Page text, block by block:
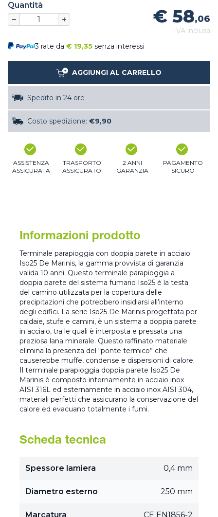
Quantità
€ 58,06
IVA inclusa
3 rate da € 19,35 senza interessi
AGGIUNGI AL CARRELLO
Spedito in 24 ore
Costo spedizione: €9,90
ASSISTENZA
ASSICURATA
TRASPORTO
ASSICURATO
2 ANNI
GARANZIA
PAGAMENTO
SICURO
Informazioni prodotto
Terminale parapioggia con doppia parete in acciaio
Iso25 De Marinis, la gamma provvista di garanzia
valida 10 anni. Questo terminale parapioggia a
doppia parete del sistema fumario Iso25 è la testa
del camino utilizzata per la copertura delle
precipitazioni che potrebbero insidiarsi all’interno
degli edifici. La serie Iso25 De Marinis progettata per
caldaie, stufe e camini, è un sistema a doppia parete
in acciaio, tra le quali è interposta e pressata una
preziosa lana minerale. Questo raffinato materiale
elimina la presenza del “ponte termico” che
causerebbe muffe, condense e dispersioni di calore.
Il terminale parapioggia doppia parete Iso25 De
Marinis è composto internamente in acciaio inox
AISI 316L ed esternamente in acciaio inox AISI 304,
materiali perfetti che assicurano la conservazione del
calore ed evacuano totalmente i fumi.
Scheda tecnica
Spessore lamiera 0,4 mm
Diametro esterno 250 mm
Marcatura CE EN1856-2